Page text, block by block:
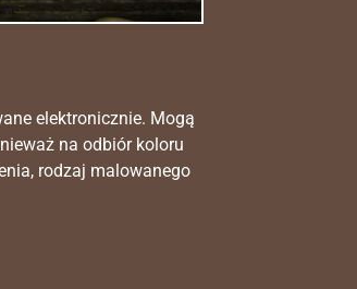
elektronicznie. Mogą
na odbiór koloru
rodzaj malowanego